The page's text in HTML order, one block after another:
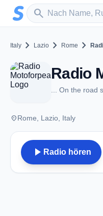
Zum Hauptinhalt springen
search
Sender suchen
Italy chevron_right Lazio chevron_right Rome chevron_right
... On the road
placeRome, Lazio, Italy
play_arrow Radio hören